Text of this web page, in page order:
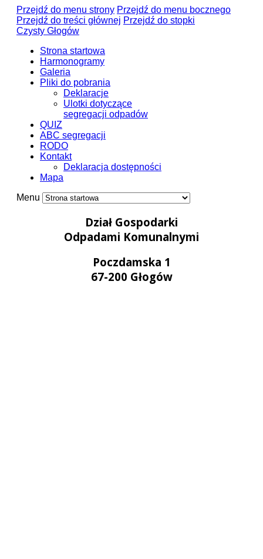
Przejdź do menu strony Przejdź do menu bocznego
Przejdź do treści głównej Przejdź do stopki
Czysty Głogów
Strona startowa
Harmonogramy
Galeria
Pliki do pobrania
Deklaracje
Ulotki dotyczące
segregacji odpadów
QUIZ
ABC segregacji
RODO
Kontakt
Deklaracja dostępności
Mapa
Menu
Dział Gospodarki
Odpadami Komunalnymi
Poczdamska 1
67-200 Głogów